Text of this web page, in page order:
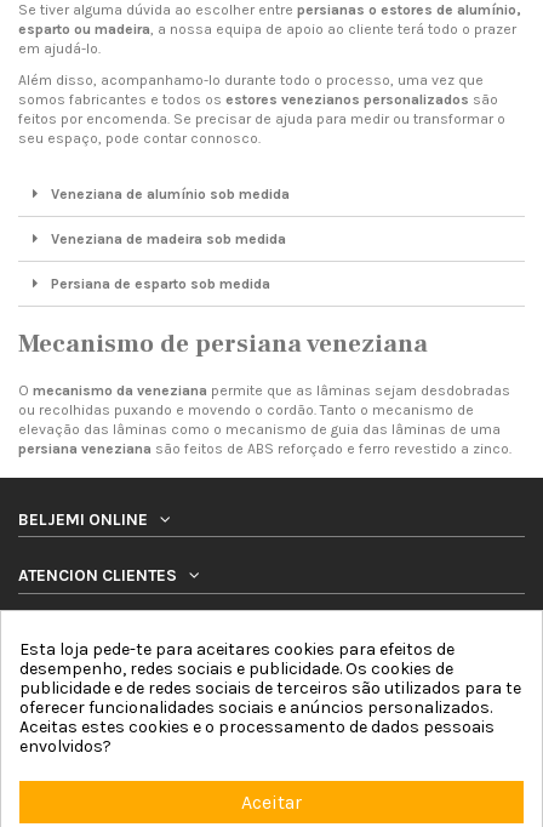
Se tiver alguma dúvida ao escolher entre persianas o estores de alumínio,
esparto ou madeira, a nossa equipa de apoio ao cliente terá todo o prazer
em ajudá-lo.
Além disso, acompanhamo-lo durante todo o processo, uma vez que
somos fabricantes e todos os estores venezianos personalizados são
feitos por encomenda. Se precisar de ajuda para medir ou transformar o
seu espaço, pode contar connosco.
Veneziana de alumínio sob medida
Veneziana de madeira sob medida
Persiana de esparto sob medida
Mecanismo de persiana veneziana
O mecanismo da veneziana permite que as lâminas sejam desdobradas
ou recolhidas puxando e movendo o cordão. Tanto o mecanismo de
elevação das lâminas como o mecanismo de guia das lâminas de uma
persiana veneziana são feitos de ABS reforçado e ferro revestido a zinco.
BELJEMI ONLINE
ATENCION CLIENTES
SIGA-NOS
BOLETIM DE NOTICIAS
Esta loja pede-te para aceitares cookies para efeitos de
desempenho, redes sociais e publicidade. Os cookies de
publicidade e de redes sociais de terceiros são utilizados para te
oferecer funcionalidades sociais e anúncios personalizados.
Aceitas estes cookies e o processamento de dados pessoais
envolvidos?
Aceitar